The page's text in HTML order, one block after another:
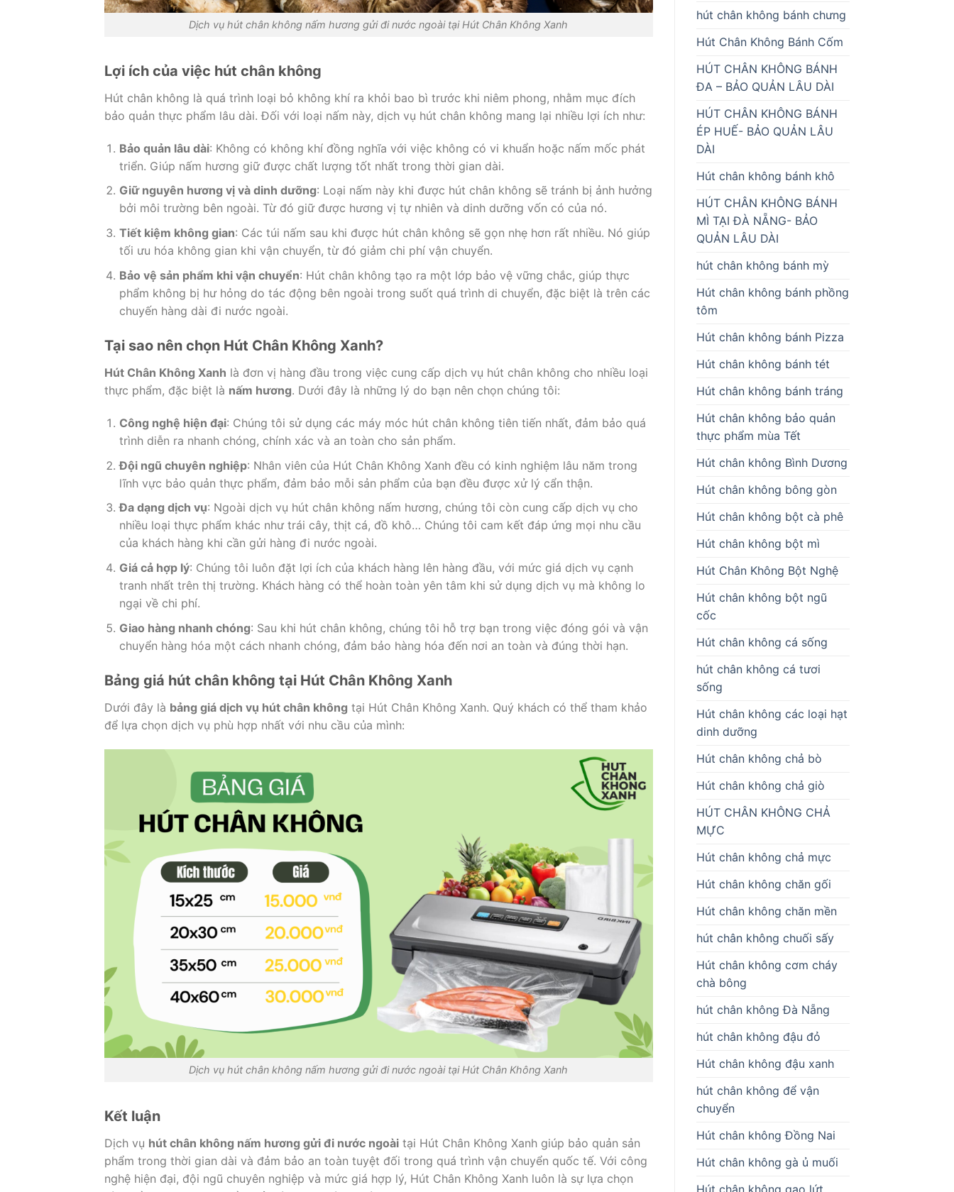
Dịch vụ hút chân không nấm hương gửi đi nước ngoài tại Hút Chân Không Xanh
Lợi ích của việc hút chân không
Hút chân không là quá trình loại bỏ không khí ra khỏi bao bì trước khi niêm phong, nhằm mục đích
bảo quản thực phẩm lâu dài. Đối với loại nấm này, dịch vụ hút chân không mang lại nhiều lợi ích như:
Bảo quản lâu dài: Không có không khí đồng nghĩa với việc không có vi khuẩn hoặc nấm mốc phát
triển. Giúp nấm hương giữ được chất lượng tốt nhất trong thời gian dài.
Giữ nguyên hương vị và dinh dưỡng: Loại nấm này khi được hút chân không sẽ tránh bị ảnh hưởng
bởi môi trường bên ngoài. Từ đó giữ được hương vị tự nhiên và dinh dưỡng vốn có của nó.
Tiết kiệm không gian: Các túi nấm sau khi được hút chân không sẽ gọn nhẹ hơn rất nhiều. Nó giúp
tối ưu hóa không gian khi vận chuyển, từ đó giảm chi phí vận chuyển.
Bảo vệ sản phẩm khi vận chuyển: Hút chân không tạo ra một lớp bảo vệ vững chắc, giúp thực
phẩm không bị hư hỏng do tác động bên ngoài trong suốt quá trình di chuyển, đặc biệt là trên các
chuyến hàng dài đi nước ngoài.
Tại sao nên chọn Hút Chân Không Xanh?
Hút Chân Không Xanh là đơn vị hàng đầu trong việc cung cấp dịch vụ hút chân không cho nhiều loại
thực phẩm, đặc biệt là nấm hương. Dưới đây là những lý do bạn nên chọn chúng tôi:
Công nghệ hiện đại: Chúng tôi sử dụng các máy móc hút chân không tiên tiến nhất, đảm bảo quá
trình diễn ra nhanh chóng, chính xác và an toàn cho sản phẩm.
Đội ngũ chuyên nghiệp: Nhân viên của Hút Chân Không Xanh đều có kinh nghiệm lâu năm trong
lĩnh vực bảo quản thực phẩm, đảm bảo mỗi sản phẩm của bạn đều được xử lý cẩn thận.
Đa dạng dịch vụ: Ngoài dịch vụ hút chân không nấm hương, chúng tôi còn cung cấp dịch vụ cho
nhiều loại thực phẩm khác như trái cây, thịt cá, đồ khô… Chúng tôi cam kết đáp ứng mọi nhu cầu
của khách hàng khi cần gửi hàng đi nước ngoài.
Giá cả hợp lý: Chúng tôi luôn đặt lợi ích của khách hàng lên hàng đầu, với mức giá dịch vụ cạnh
tranh nhất trên thị trường. Khách hàng có thể hoàn toàn yên tâm khi sử dụng dịch vụ mà không lo
ngại về chi phí.
Giao hàng nhanh chóng: Sau khi hút chân không, chúng tôi hỗ trợ bạn trong việc đóng gói và vận
chuyển hàng hóa một cách nhanh chóng, đảm bảo hàng hóa đến nơi an toàn và đúng thời hạn.
Bảng giá hút chân không tại Hút Chân Không Xanh
Dưới đây là bảng giá dịch vụ hút chân không tại Hút Chân Không Xanh. Quý khách có thể tham khảo
để lựa chọn dịch vụ phù hợp nhất với nhu cầu của mình:
Dịch vụ hút chân không nấm hương gửi đi nước ngoài tại Hút Chân Không Xanh
Kết luận
Dịch vụ hút chân không nấm hương gửi đi nước ngoài tại Hút Chân Không Xanh giúp bảo quản sản
phẩm trong thời gian dài và đảm bảo an toàn tuyệt đối trong quá trình vận chuyển quốc tế. Với công
nghệ hiện đại, đội ngũ chuyên nghiệp và mức giá hợp lý, Hút Chân Không Xanh luôn là sự lựa chọn
hút chân không bánh chưng
Hút Chân Không Bánh Cốm
HÚT CHÂN KHÔNG BÁNH
ĐA – BẢO QUẢN LÂU DÀI
HÚT CHÂN KHÔNG BÁNH
ÉP HUẾ- BẢO QUẢN LÂU
DÀI
Hút chân không bánh khô
HÚT CHÂN KHÔNG BÁNH
MÌ TẠI ĐÀ NẴNG- BẢO
QUẢN LÂU DÀI
hút chân không bánh mỳ
Hút chân không bánh phồng
tôm
Hút chân không bánh Pizza
Hút chân không bánh tét
Hút chân không bánh tráng
Hút chân không bảo quản
thực phẩm mùa Tết
Hút chân không Bình Dương
Hút chân không bông gòn
Hút chân không bột cà phê
Hút chân không bột mì
Hút Chân Không Bột Nghệ
Hút chân không bột ngũ
cốc
Hút chân không cá sống
hút chân không cá tươi
sống
Hút chân không các loại hạt
dinh dưỡng
Hút chân không chả bò
Hút chân không chả giò
HÚT CHÂN KHÔNG CHẢ
MỰC
Hút chân không chả mực
Hút chân không chăn gối
Hút chân không chăn mền
hút chân không chuối sấy
Hút chân không cơm cháy
chà bông
hút chân không Đà Nẵng
hút chân không đậu đỏ
Hút chân không đậu xanh
hút chân không để vận
chuyển
Hút chân không Đồng Nai
Hút chân không gà ủ muối
Hút chân không gạo lứt